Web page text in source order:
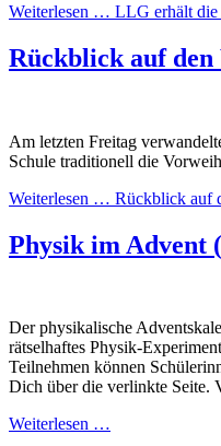
Weiterlesen … LLG erhält die
Rückblick auf den
Am letzten Freitag
Schule traditionell die
Weiterlesen … Rückblick auf
Physik im Advent
Der physikalische
rätselhaftes Physik-
Teilnehmen können
Dich über die verlinkte Seite.
Weiterlesen …